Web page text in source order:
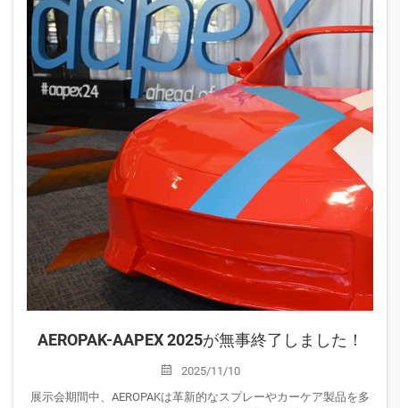
AEROPAK-AAPEX 2025が無事終了しました！
2025/11/10
展示会期間中、AEROPAKは革新的なスプレーやカーケア製品を多